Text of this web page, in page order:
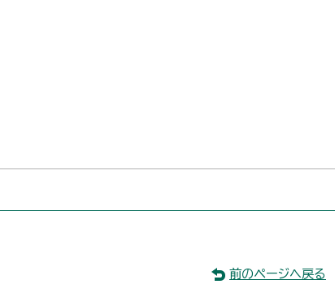
前のページへ戻る